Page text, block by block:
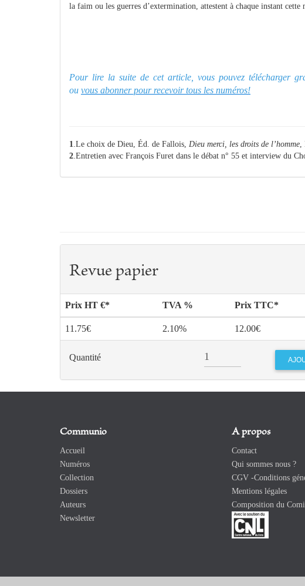
la faim ou les guerres d’extermination, attestent à chaque instant cette
Pour lire la suite de cet article, vous pouvez télécharger
ou vous abonner pour recevoir tous les numéros!
1.Le choix de Dieu, Éd. de Fallois, Dieu merci, les droits de l’homme,
2.Entretien avec François Furet dans le débat n° 55 et interview du
Revue papier
Prix HT €* TVA % Prix TTC*
11.75€ 2.10% 12.00€
Quantité
Communio
Accueil
Numéros
Collection
Dossiers
Auteurs
Newsletter
A propos
Contact
Qui sommes nous ?
CGV -Conditions
Mentions légales
Composition du